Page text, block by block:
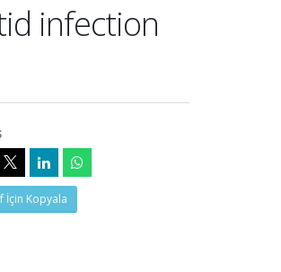
infection
İçin Kopyala